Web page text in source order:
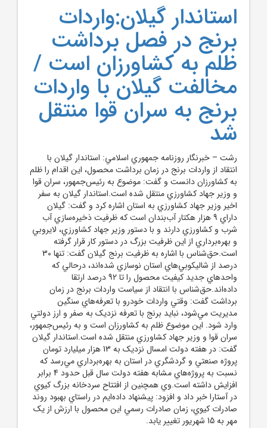
استاندار گيلان:واردات
برنج در فصل برداشت
ظلم به کشاورزان است /
مخالفت گيلان با واردات
برنج به سران قوا منتقل
شد
رشت – خبرنگار روزنامه جمهوري اسلامي: استاندار گيلان با
انتقاد از واردات برنج در زمان برداشت محصول، اين اقدام را ظلم
به کشاورزان دانست و گفت: موضوع به رئيس‌جمهور، سران قوا
و وزير جهاد کشاورزي منتقل شده است.استاندار گيلان به سفر
اخير وزير جهاد کشاورزي به استان اشاره کرد و گفت: گيلان
داراي 9 هزار هکتار آب‌بندان است که ظرفيت ذخيره‌سازي آب
شرب و کشاورزي دارند و با دستور وزير جهاد کشاورزي، لايروبي
و بهره‌برداري از اين ظرفيت بزرگ در دستور کار قرار گرفته
است.حق‌شناس با اشاره به ظرفيت برنج گيلان گفت: تنها 30
درصد از شاليکوبي‌هاي استان نوسازي شده‌اند، درحالي که
واحدهاي جديد کيفيت محصول را تا 92 درصد ارتقا
داده‌اند.حق‌شناس با انتقاد از سياست واردات برنج در زمان
برداشت گفت: وقتي واردات خودرو با تعرفه‌هاي سنگين
مديريت مي‌شود، نبايد برنج با تعرفه نزديک به صفر و ارز دولتي
وارد شود. اين موضوع ظلم به کشاورزان است و به رئيس‌جمهور،
سران قوا و وزير جهاد کشاورزي منتقل شده است.استاندار گيلان
گفت: در هفته دولت امسال نزديک به 13 هزار ميليارد تومان
پروژه صنعتي و گردشگري در استان به بهره‌برداري مي‌رسد که
نسبت به پروژه‌هاي مشابه هفته دولت سال قبل حدود 4 برابر
افزايش داشته است.وي همچنين از افتتاح سردخانه بزرگ کيوي
در آستارا خبر داد و افزود: پيشنهاد داده‌ايم در راستاي بهبود روند
صادرات کيوي، زمان صادرات رسمي اين محصول با ارزش از يک
مهر به 15 شهريور تغيير يابد.